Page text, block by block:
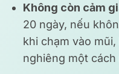
Không còn cảm
20 ngày, nếu
khi chạm vào
nghiêng một cách